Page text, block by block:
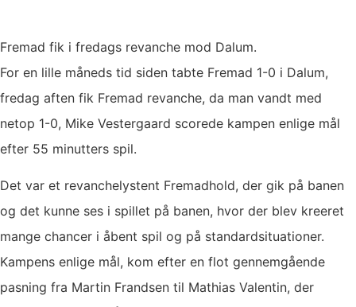
Fremad fik i fredags revanche mod Dalum.
For en lille måneds tid siden tabte Fremad 1-0 i Dalum,
fredag aften fik Fremad revanche, da man vandt med
netop 1-0, Mike Vestergaard scorede kampen enlige mål
efter 55 minutters spil.
Det var et revanchelystent Fremadhold, der gik på banen
og det kunne ses i spillet på banen, hvor der blev kreeret
mange chancer i åbent spil og på standardsituationer.
Kampens enlige mål, kom efter en flot gennemgående
pasning fra Martin Frandsen til Mathias Valentin, der